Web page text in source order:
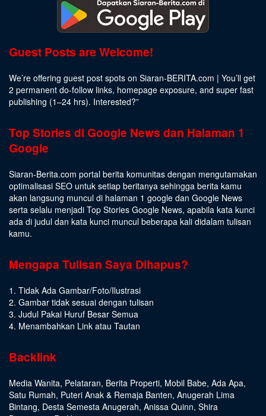
Guest Posts are Welcome!
We’re offering guest post spots on Siaran-BERITA.com | You’ll get
2 permanent do-follow links, homepage exposure, and super fast
publishing (1–24 hrs). Interested?”
Top Stories di Google News dan Halaman 1
Google
Siaran-Berita.com portal berita komunitas dengan mengutamakan
optimalisasi SEO untuk setiap beritanya sehingga berita kamu
akan langsung muncul di halaman 1 google dan Google News
serta selalu menjadi Top Stories Google News, apabila kata kunci
ada di judul dan kata kunci muncul beberapa kali didalam tulisan
kamu.
Mengapa Tulisan Saya Dihapus?
1. Tidak Ada Gambar/Foto/Ilustrasi
2. Gambar tidak sesuai dengan tulisan
3. Judul Pakai Huruf Besar Semua
4. Menambahkan Link atau Tautan
Backlink
Media Wanita, Pelataran, Berita Properti, Mobil Babe, Ada Apa,
Satu Rumah, Puteri Anak & Remaja Banten, Anugerah Lima
Bintang, Desta Semesta Anugerah, Anissa Quinn, Shira